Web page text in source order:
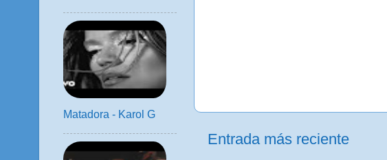
Entrada más reciente
Matadora - Karol G